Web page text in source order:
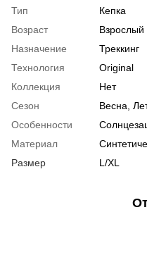
Тип
Кепка
Возраст
Взрослый
Назначение
Треккинг
Технология
Original
Коллекция
Нет
Сезон
Весна,
Особенности
Материал
Размер
L/XL